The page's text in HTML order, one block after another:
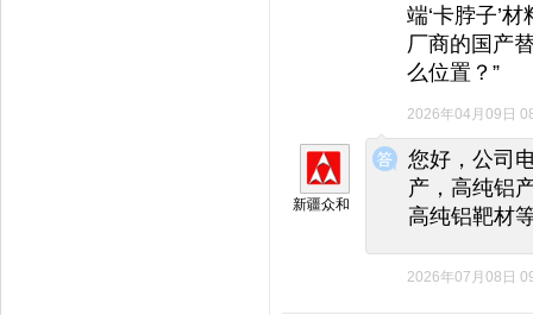
端‘卡脖子’
厂商的国产
么位置？”
2026年04月09日
◆
◆
新疆众和
您好，公司
产，高纯铝
高纯铝靶材
2026年07月08日